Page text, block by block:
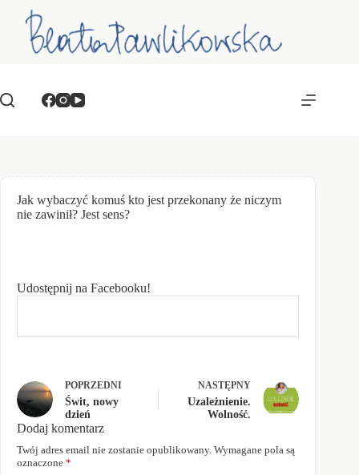
Jak wybaczyć komuś kto jest przekonany że niczym
nie zawinił? Jest sens?
Udostępnij na Facebooku!
POPRZEDNI
Świt, nowy
dzień
NASTĘPNY
Uzależnienie.
Wolność.
Dodaj komentarz
Twój adres email nie zostanie opublikowany. Wymagane pola są
oznaczone *